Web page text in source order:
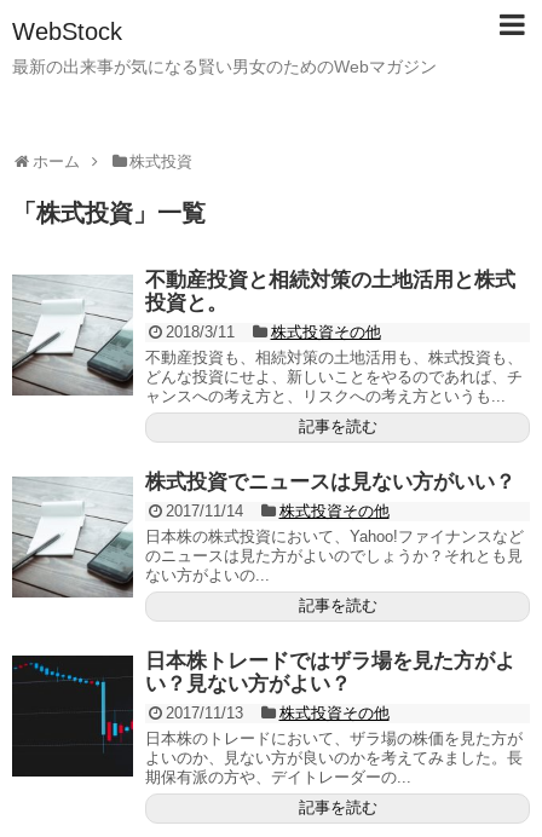
WebStock
最新の出来事が気になる賢い男女のためのWebマガジン
ホーム 株式投資
「 株式投資 」 一覧
不動産投資と相続対策の土地活用と株式
投資と。
2018/3/11
株式投資その他
不動産投資も、相続対策の土地活用も、株式投資も、
どんな投資にせよ、新しいことをやるのであれば、チ
ャンスへの考え方と、リスクへの考え方というも...
記事を読む
株式投資でニュースは見ない方がいい？
2017/11/14
株式投資その他
日本株の株式投資において、Yahoo!ファイナンスなど
のニュースは見た方がよいのでしょうか？それとも見
ない方がよいの...
記事を読む
日本株トレードではザラ場を見た方がよ
い？見ない方がよい？
2017/11/13
株式投資その他
日本株のトレードにおいて、ザラ場の株価を見た方が
よいのか、見ない方が良いのかを考えてみました。長
期保有派の方や、デイトレーダーの...
記事を読む